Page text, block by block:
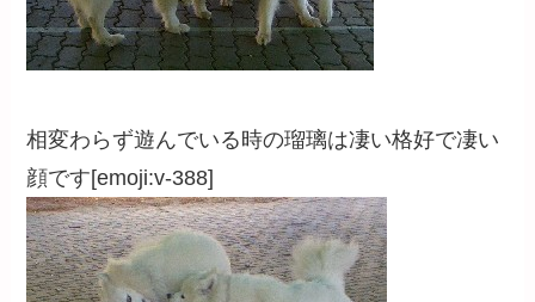
相変わらず遊んでいる時の瑠璃は凄い格好で凄い
顔です[emoji:v-388]